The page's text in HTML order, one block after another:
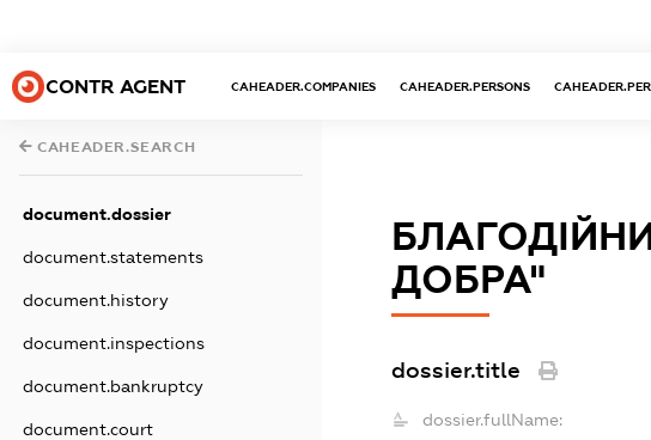
CONTR AGENT CAHEADER.COMPANIES CAHEADER.PERSONS
CAHEADER.SEARCH
document.dossier
document.statements
document.history
document.inspections
document.bankruptcy
document.court
ДОБРА"
dossier.title
dossier.fullName: